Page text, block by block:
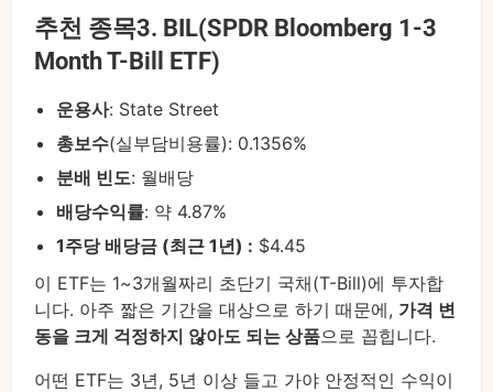
추천 종목3. BIL(SPDR Bloomberg 1-3
Month T-Bill ETF)
운용사: State Street
총보수(실부담비용률): 0.1356%
분배 빈도: 월배당
배당수익률: 약 4.87%
1주당 배당금 (최근 1년) : $4.45
이 ETF는 1~3개월짜리 초단기 국채(T-Bill)에 투자합
니다. 아주 짧은 기간을 대상으로 하기 때문에, 가격 변
동을 크게 걱정하지 않아도 되는 상품으로 꼽힙니다.
어떤 ETF는 3년, 5년 이상 들고 가야 안정적인 수익이